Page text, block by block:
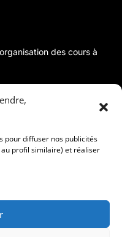
pour diffuser nos publicités
profil similaire) et réaliser
des cours à